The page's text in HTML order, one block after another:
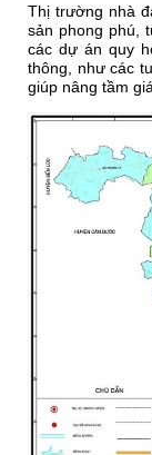
Thị trường nhà
sản phong phú,
các dự án quy
thông, như các
giúp nâng tầm